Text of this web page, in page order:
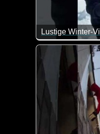
Lustige Winter-
Lauter lustige